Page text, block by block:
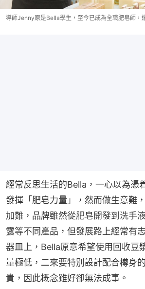
導師Jenny原是Bella學生，至今已成為全職肥皂師，
經常反思生活的Bella，一心以為憑
發揮「肥皂力量」，然而做生意難
加難，品牌雖然從肥皂開發到洗手
露等不同產品，但發展路上經常有
器皿上，Bella原意希望使用回收豆
量極低，二來要特別設計配合樽身
貴，因此概念雖好卻無法成事。